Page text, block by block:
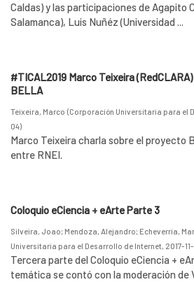
Caldas) y las participaciones de Agapito
Salamanca), Luis Nuñéz (Universidad ...
#TICAL2019 Marco Teixeira
BELLA
Teixeira, Marco (Corporación Universitaria para el
04)
Marco Teixeira charla sobre el proyecto
entre RNEI.
Coloquio eCiencia + eArte Parte 3
Silveira, Joao; Mendoza, Alejandro; Echeverría,
Universitaria para el Desarrollo de Internet, 2017-
Tercera parte del Coloquio eCiencia +
temática se contó con la moderación de